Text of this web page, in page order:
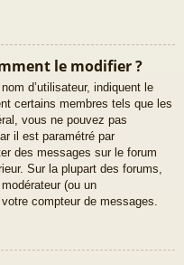
le modifier ?
d’utilisateur, indiquent le
certains membres tels que les
vous ne pouvez pas
il est paramétré par
des messages sur le forum
Sur la plupart des forums,
(ou un
compteur de messages.